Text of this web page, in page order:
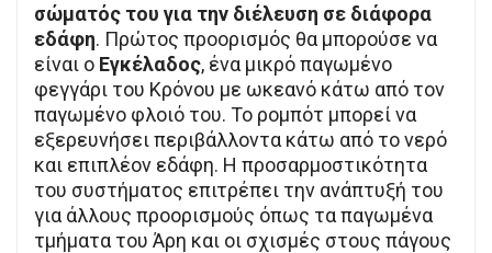
σώματός του για την διέλευση σε διάφορα
εδάφη. Πρώτος προορισμός θα μπορούσε να
είναι ο Εγκέλαδος, ένα μικρό παγωμένο
φεγγάρι του Κρόνου με ωκεανό κάτω από τον
παγωμένο φλοιό του. Το ρομπότ μπορεί να
εξερευνήσει περιβάλλοντα κάτω από το νερό
και επιπλέον εδάφη. Η προσαρμοστικότητα
του συστήματος επιτρέπει την ανάπτυξή του
για άλλους προορισμούς όπως τα παγωμένα
τμήματα του Άρη και οι σχισμές στους πάγους